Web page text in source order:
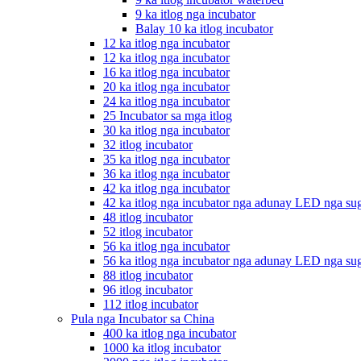
9 ka itlog nga incubator
Balay 10 ka itlog incubator
12 ka itlog nga incubator
12 ka itlog nga incubator
16 ka itlog nga incubator
20 ka itlog nga incubator
24 ka itlog nga incubator
25 Incubator sa mga itlog
30 ka itlog nga incubator
32 itlog incubator
35 ka itlog nga incubator
36 ka itlog nga incubator
42 ka itlog nga incubator
42 ka itlog nga incubator nga adunay LED nga
48 itlog incubator
52 itlog incubator
56 ka itlog nga incubator
56 ka itlog nga incubator nga adunay LED nga
88 itlog incubator
96 itlog incubator
112 itlog incubator
Pula nga Incubator sa China
400 ka itlog nga incubator
1000 ka itlog incubator